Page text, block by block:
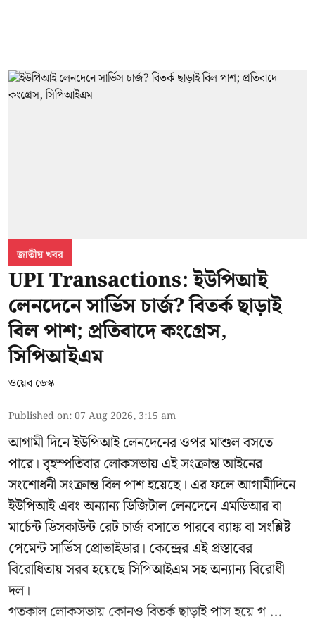
জাতীয় খবর
UPI Transactions: ইউপিআই
লেনদেনে সার্ভিস চার্জ? বিতর্ক ছাড়াই
বিল পাশ; প্রতিবাদে কংগ্রেস,
সিপিআইএম
ওয়েব ডেস্ক
Published on:07 Aug 2026, 3:15 am
আগামী দিনে ইউপিআই লেনদেনের ওপর মাশুল বসতে
পারে। বৃহস্পতিবার লোকসভায় এই সংক্রান্ত আইনের
সংশোধনী সংক্রান্ত বিল পাশ হয়েছে। এর ফলে আগামীদিনে
ইউপিআই এবং অন্যান্য ডিজিটাল লেনদেনে এমডিআর বা
মার্চেন্ট ডিসকাউন্ট রেট চার্জ বসাতে পারবে ব্যাঙ্ক বা সংশ্লিষ্ট
পেমেন্ট সার্ভিস প্রোভাইডার। কেন্দ্রের এই প্রস্তাবের
বিরোধিতায় সরব হয়েছে সিপিআইএম সহ অন্যান্য বিরোধী
দল।
গতকাল লোকসভায় কোনও বিতর্ক ছাড়াই পাস হয়ে গ ...